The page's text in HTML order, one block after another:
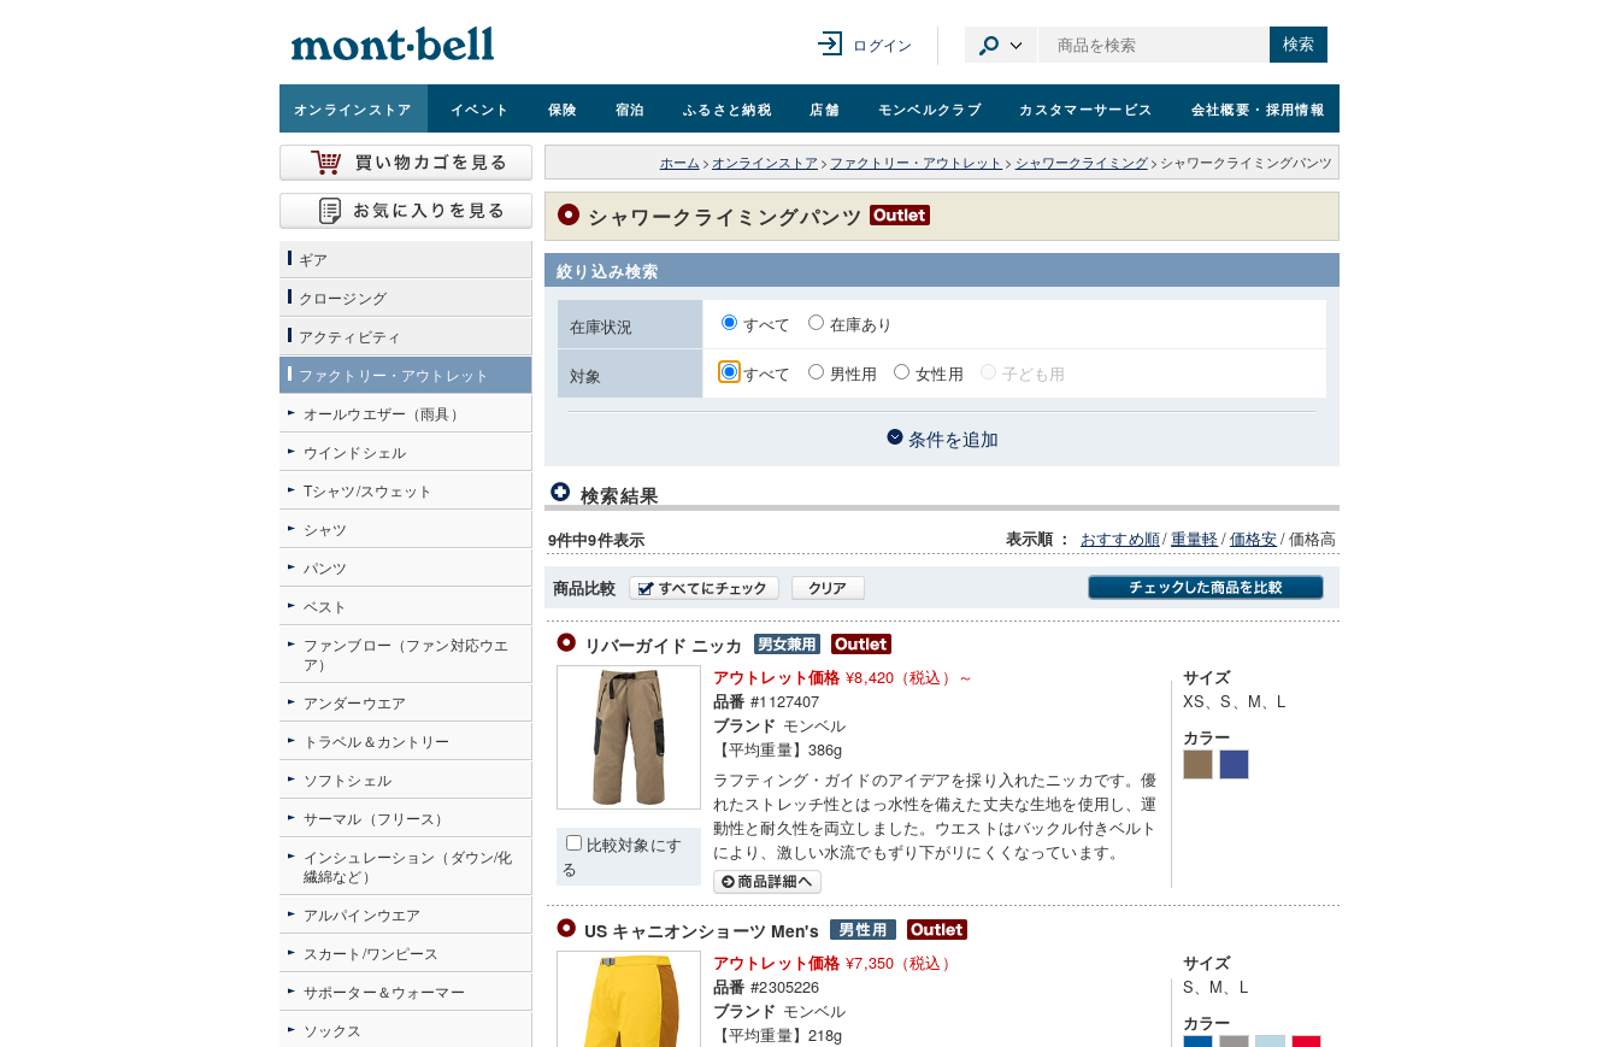
ログイン 検索
オンラインストア イベント 保険 宿泊 ふるさと納税 店舗 モンベルクラブ カスタマーサービス 会社概要 ・採用情報
ホーム > オンラインストア > ファクトリー・アウトレット > シャワークライミング > シャワークライミングパンツ
シャワークライミングパンツ
絞り込み検索
在庫状況 すべて 在庫あり
対象 すべて 男性用 女性用 子ども用
条件を追加
検索結果
9件中9件表示 表示順 ： おすすめ順/重量軽/価格安/価格高
商品比較
リバーガイド ニッカ
比較対象にす
る
アウトレット価格 ¥8,420（税込）～
品番 #1127407
ブランド モンベル
【平均重量】386g
ラフティング・ガイドのアイデアを採り入れたニッカです。優
れたストレッチ性とはっ水性を備えた丈夫な生地を使用し、運
動性と耐久性を両立しました。ウエストはバックル付きベルト
により、激しい水流でもずり下がリにくくなっています。
サイズ
XS、S、M、L
カラー
US キャニオンショーツ Men's
アウトレット価格 ¥7,350（税込）
品番 #2305226
ブランド モンベル
【平均重量】218g
サイズ
S、M、L
カラー
ギア
クロージング
アクティビティ
ファクトリー・アウトレット
オールウエザー（雨具）
ウインドシェル
Tシャツ/スウェット
シャツ
パンツ
ベスト
ファンブロー（ファン対応ウエ
ア）
アンダーウエア
トラベル＆カントリー
ソフトシェル
サーマル（フリース）
インシュレーション（ダウン/化
繊綿など）
アルパインウエア
スカート/ワンピース
サポーター＆ウォーマー
ソックス